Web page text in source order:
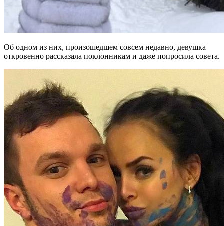
Об одном из них, произошедшем совсем недавно, девушка
откровенно рассказала поклонникам и даже попросила совета.